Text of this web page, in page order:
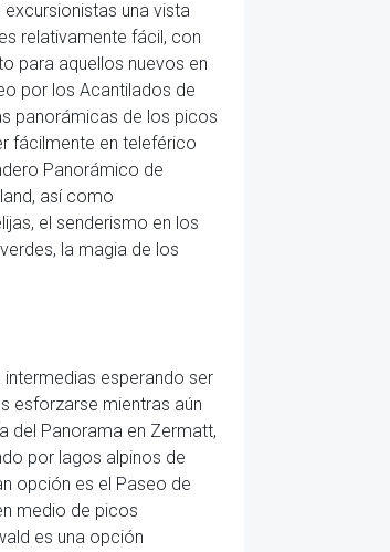
una vista
relativamente fácil, con
para aquellos nuevos en
por los Acantilados de
panorámicas de los picos
fácilmente en teleférico
Panorámico de
así como
el senderismo en los
la magia de los
intermedias esperando ser
esforzarse mientras aún
del Panorama en Zermatt,
por lagos alpinos de
opción es el Paseo de
medio de picos
es una opción